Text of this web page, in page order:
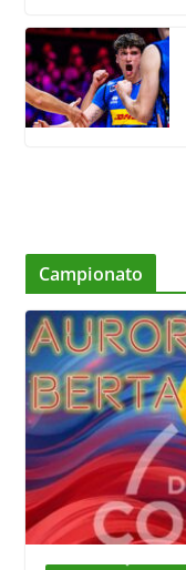
Campionato